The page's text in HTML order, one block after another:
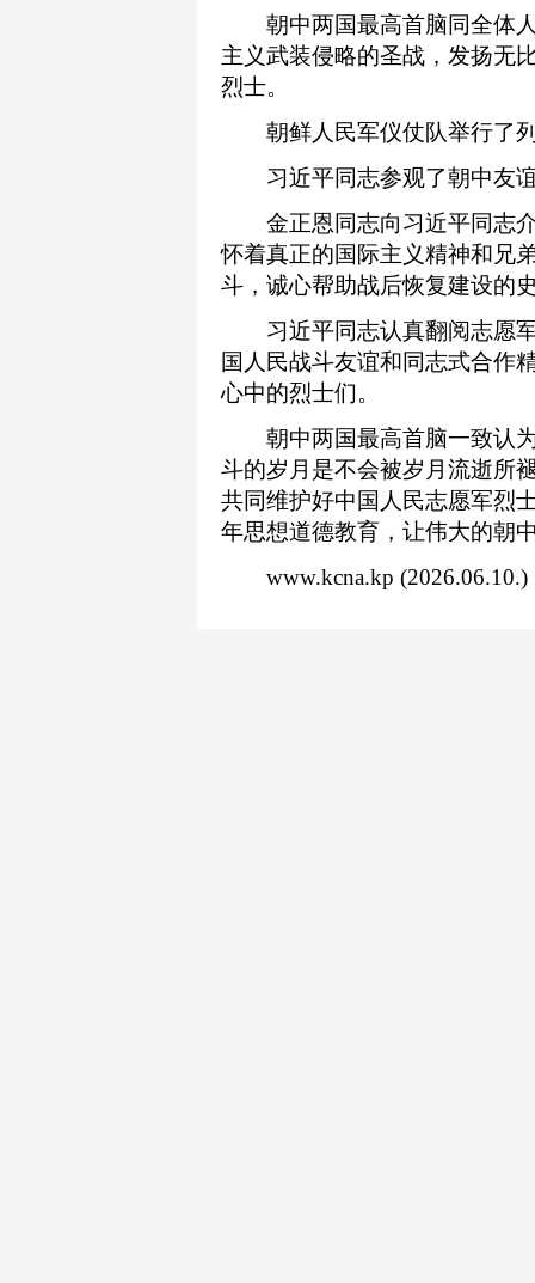
朝中两国最高首脑同全体人
主义武装侵略的圣战，发扬无
烈士。
朝鲜人民军仪仗队举行了
习近平同志参观了朝中友
金正恩同志向习近平同志介
怀着真正的国际主义精神和兄
斗，诚心帮助战后恢复建设的
习近平同志认真翻阅志愿军
国人民战斗友谊和同志式合作
心中的烈士们。
朝中两国最高首脑一致认为
斗的岁月是不会被岁月流逝所
共同维护好中国人民志愿军烈
年思想道德教育，让伟大的朝
www.kcna.kp (2026.06.10.)